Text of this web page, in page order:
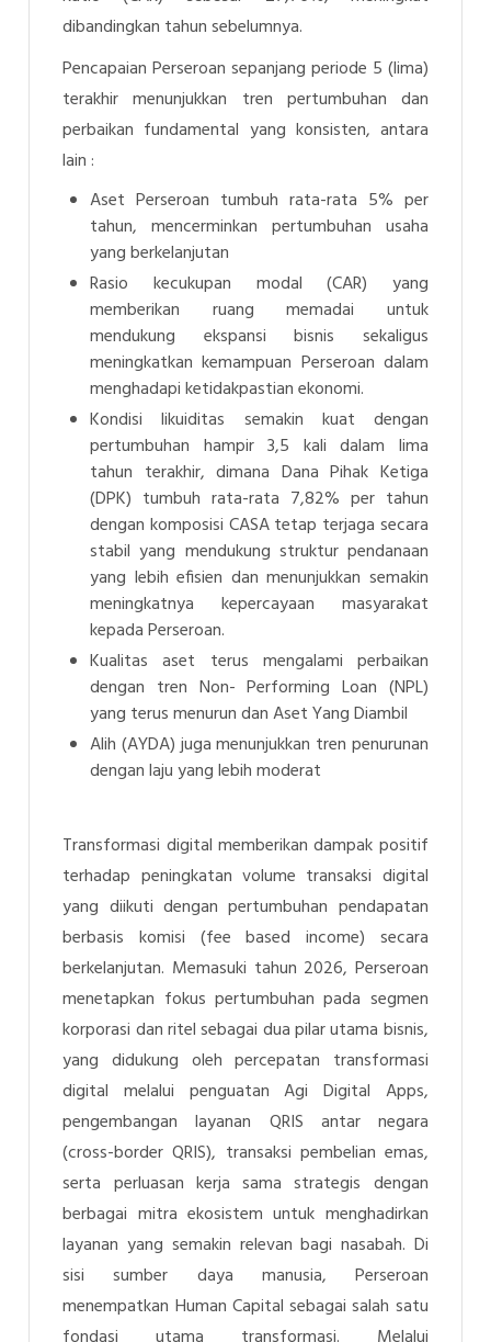
dibandingkan tahun sebelumnya.
Pencapaian Perseroan sepanjang periode 5 (lima)
terakhir menunjukkan tren pertumbuhan dan
perbaikan fundamental yang konsisten, antara
lain :
Aset Perseroan tumbuh rata-rata 5% per
tahun, mencerminkan pertumbuhan usaha
yang berkelanjutan
Rasio kecukupan modal (CAR) yang
memberikan ruang memadai untuk
mendukung ekspansi bisnis sekaligus
meningkatkan kemampuan Perseroan dalam
menghadapi ketidakpastian ekonomi.
Kondisi likuiditas semakin kuat dengan
pertumbuhan hampir 3,5 kali dalam lima
tahun terakhir, dimana Dana Pihak Ketiga
(DPK) tumbuh rata-rata 7,82% per tahun
dengan komposisi CASA tetap terjaga secara
stabil yang mendukung struktur pendanaan
yang lebih efisien dan menunjukkan semakin
meningkatnya kepercayaan masyarakat
kepada Perseroan.
Kualitas aset terus mengalami perbaikan
dengan tren Non- Performing Loan (NPL)
yang terus menurun dan Aset Yang Diambil
Alih (AYDA) juga menunjukkan tren penurunan
dengan laju yang lebih moderat
Transformasi digital memberikan dampak positif
terhadap peningkatan volume transaksi digital
yang diikuti dengan pertumbuhan pendapatan
berbasis komisi (fee based income) secara
berkelanjutan. Memasuki tahun 2026, Perseroan
menetapkan fokus pertumbuhan pada segmen
korporasi dan ritel sebagai dua pilar utama bisnis,
yang didukung oleh percepatan transformasi
digital melalui penguatan Agi Digital Apps,
pengembangan layanan QRIS antar negara
(cross-border QRIS), transaksi pembelian emas,
serta perluasan kerja sama strategis dengan
berbagai mitra ekosistem untuk menghadirkan
layanan yang semakin relevan bagi nasabah. Di
sisi sumber daya manusia, Perseroan
menempatkan Human Capital sebagai salah satu